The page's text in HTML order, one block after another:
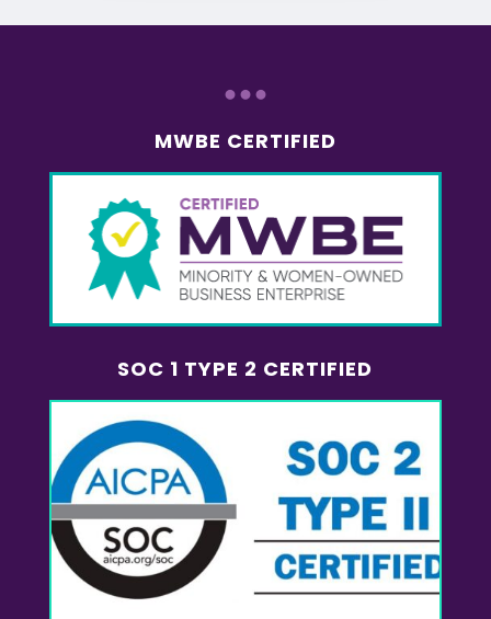
...
MWBE CERTIFIED
SOC 1 TYPE 2 CERTIFIED